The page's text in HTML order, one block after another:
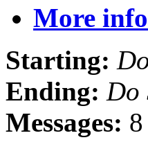
More
Starting:
Ending: Do
Messages: 8